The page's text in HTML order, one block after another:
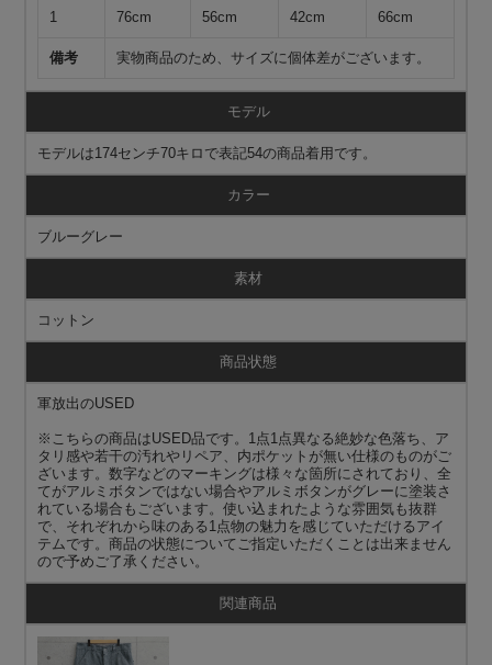
1 76cm 56cm 42cm 66cm
備考 実物商品のため、サイズに個体差がございます。
モデル
モデルは174センチ70キロで表記54の商品着用です。
カラー
ブルーグレー
素材
コットン
商品状態
軍放出のUSED
※こちらの商品はUSED品です。1点1点異なる絶妙な色落ち、ア
タリ感や若干の汚れやリペア、内ポケットが無い仕様のものがご
ざいます。数字などのマーキングは様々な箇所にされており、全
てがアルミボタンではない場合やアルミボタンがグレーに塗装さ
れている場合もございます。使い込まれたような雰囲気も抜群
で、それぞれから味のある1点物の魅力を感じていただけるアイ
テムです。商品の状態についてご指定いただくことは出来ません
ので予めご了承ください。
関連商品